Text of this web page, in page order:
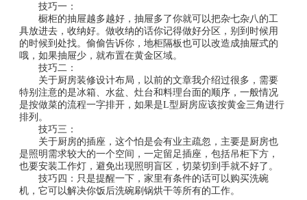
技巧一：
橱柜的抽屉越多越好，抽屉多了你就可以把杂七杂八的工
具放进去，收纳好。做收纳的话你记得做好分区，别到时候用
的时候到处找。偷偷告诉你，地柜隔板也可以改造成抽屉式的
哦，如果抽屉少，就布置在黄金区域。
技巧二：
关于厨房装修设计布局，以前的文章我介绍过很多，需要
特别注意的是冰箱、水盆、灶台和料理台面的顺序，一般情况
是按做菜的流程一字排开，如果是L型厨房应该按黄金三角进行
排列。
技巧三：
关于厨房的插座，这个怕是会有业主疏忽，主要是厨房也
是照明需求较大的一个空间，一定留足插座，包括吊柜下方，
也要安装工作灯，避免出现照明盲区，切菜切到手就不好了。
技巧四：只是提醒一下，家里有条件的话可以购买洗碗
机，它可以解决你饭后洗碗刷锅烘干等所有的工作。